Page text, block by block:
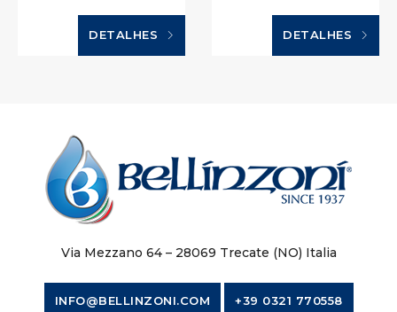
DETALHES DETALHES
Via Mezzano 64 – 28069 Trecate (NO) Italia
INFO@BELLINZONI.COM +39 0321 770558